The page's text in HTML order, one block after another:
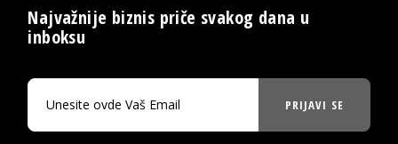
Najvažnije biznis priče svakog dana u
inboksu
PRIJAVI SE